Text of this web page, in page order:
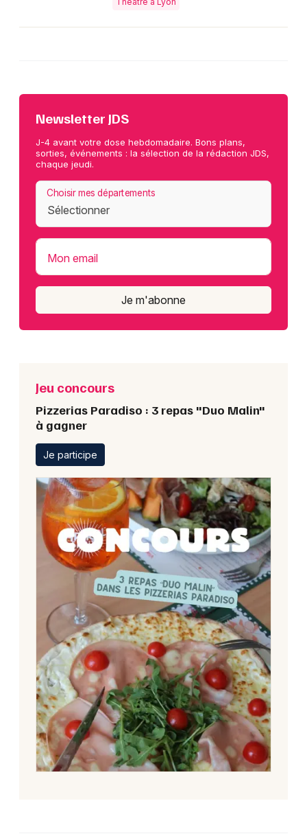
Newsletter JDS
J-4 avant votre dose hebdomadaire. Bons plans,
sorties, événements : la sélection de la rédaction JDS,
chaque jeudi.
Choisir mes départements
Mon email
Je m'abonne
Jeu concours
Pizzerias Paradiso : 3 repas "Duo Malin"
à gagner
Je participe